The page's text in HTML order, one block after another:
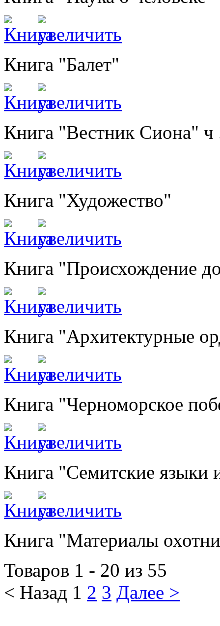
Книга "Балет"
Книга "Вестник Сиона" ч
Книга "Художество"
Книга "Происхождение
Книга "Архитектурные
Книга "Черноморское
Книга "Семитские языки
Книга "Материалы
Товаров 1 - 20 из 55
< Назад 1 2 3 Далее >